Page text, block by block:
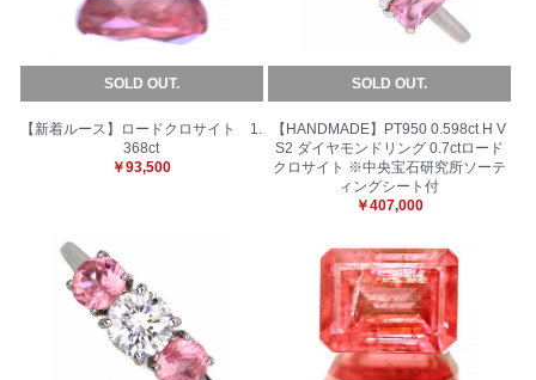
SOLD OUT.
【新着ルース】ロードクロサイト 1.
368ct
￥93,500
SOLD OUT.
【HANDMADE】PT950 0.598ct H V
S2 ダイヤモンドリング 0.7ctロード
クロサイト ※中央宝石研究所ソーテ
ィングシート付
￥407,000